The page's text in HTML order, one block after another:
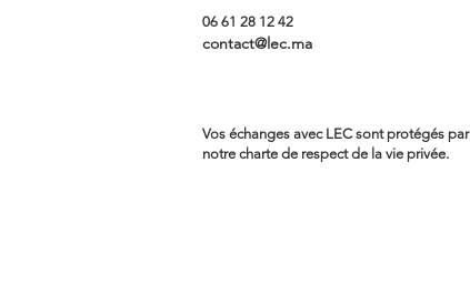
06 61 28 12 42
contact@lec.ma
Vos échanges avec LEC sont protégés par
notre charte de respect de la vie privée.